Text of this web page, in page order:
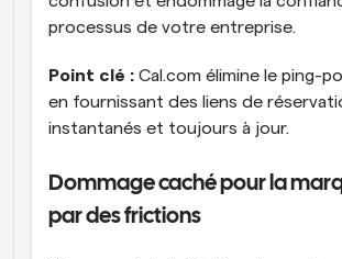
processus de votre entreprise.
Point clé : Cal.com élimine le ping-
en fournissant des liens de
instantanés et toujours à jour.
Dommage caché pour la
par des frictions